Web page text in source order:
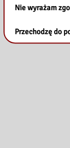
Nie wyrażam
Przechodzę do